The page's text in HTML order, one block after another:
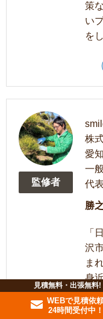
策
い
を
監修者
株
愛
一
代
勝
「
沢
ま
身
東
園
見積無料・出張無料
WEBで見積依
24時間受付中！